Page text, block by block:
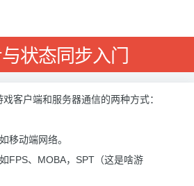
状态同步入门
客户端和服务器通信的两种方式：
移动端网络。
FPS、MOBA，SPT（这是啥游